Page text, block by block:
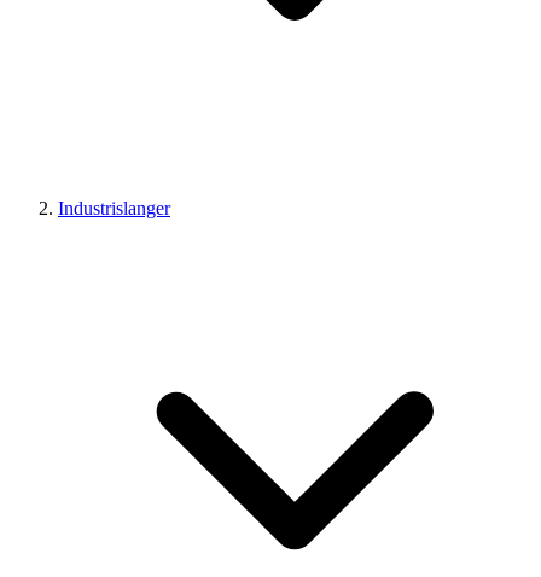
Industrislanger